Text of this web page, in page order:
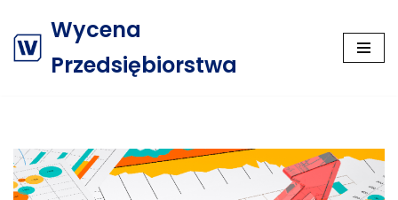
Przejdź
Wycena
Przedsiębiorstwa